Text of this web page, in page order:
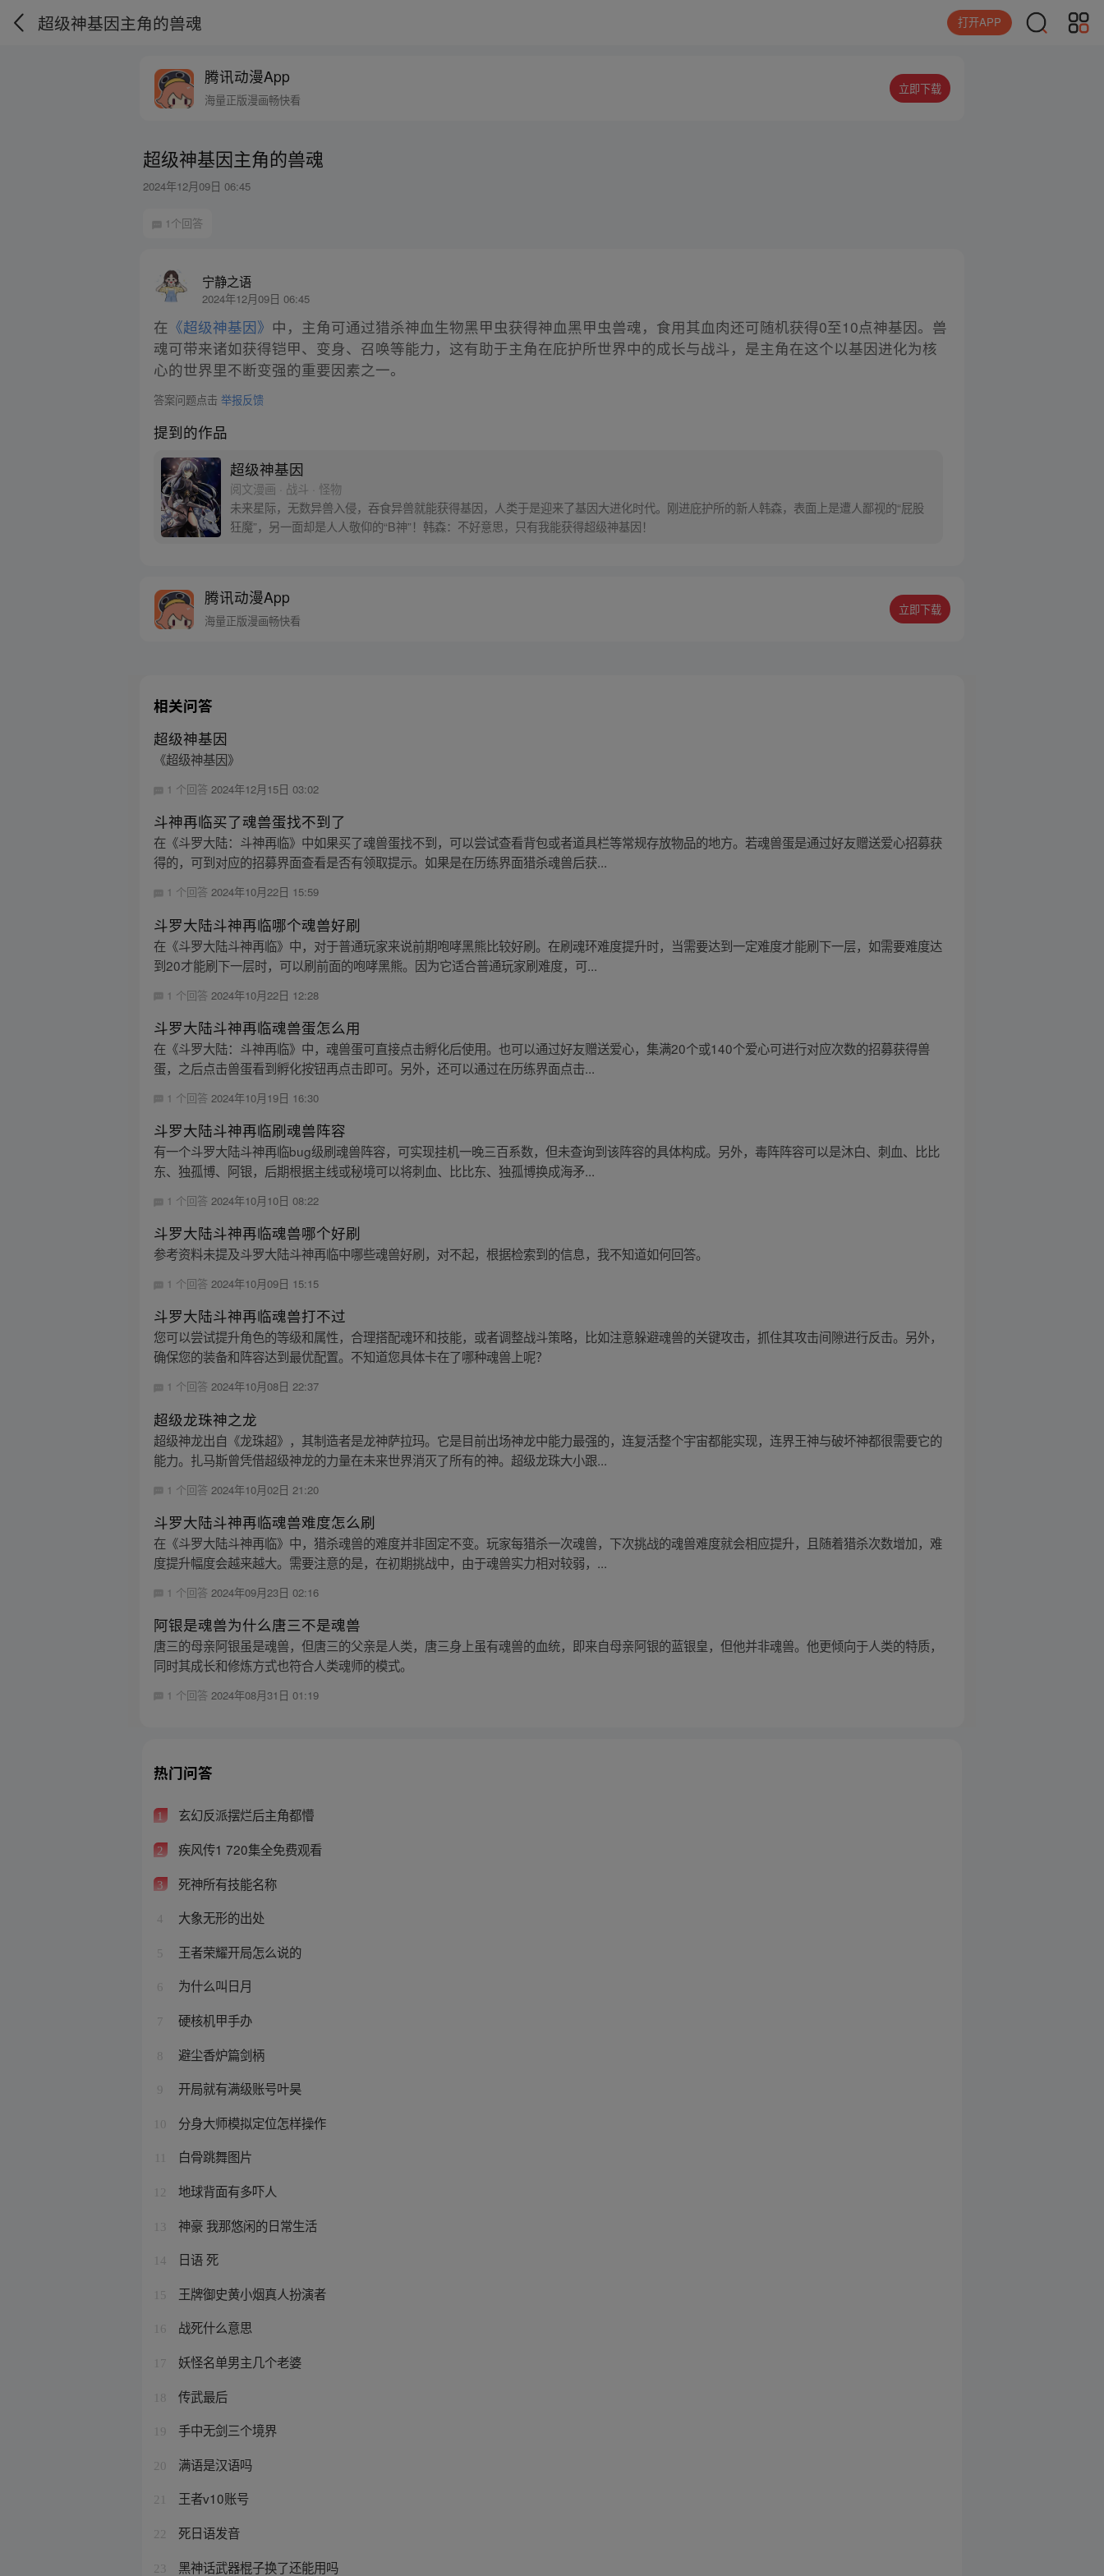
超级神基因主角的兽魂 打开APP
腾讯动漫App
海量正版漫画畅快看
立即下载
超级神基因主角的兽魂
2024年12月09日 06:45
1个回答
宁静之语
2024年12月09日 06:45
在 《超级神基因》 中，主角可通过猎杀神血生物黑甲虫获得神血黑甲虫兽魂，食用其血肉还可随机获得0至10点神基因。兽
魂可带来诸如获得铠甲、变身、召唤等能力，这有助于主角在庇护所世界中的成长与战斗，是主角在这个以基因进化为核
心的世界里不断变强的重要因素之一。
答案问题点击举报反馈
提到的作品
超级神基因
阅文漫画 · 战斗 · 怪物
未来星际，无数异兽入侵，吞食异兽就能获得基因，人类于是迎来了基因大进化时代。刚进庇护所的新人韩森，表面上是遭人鄙视的“屁股
狂魔”，另一面却是人人敬仰的“B神”！韩森：不好意思，只有我能获得超级神基因！
腾讯动漫App
海量正版漫画畅快看
立即下载
相关问答
超级神基因
《超级神基因》
1 个回答2024年12月15日 03:02
斗神再临买了魂兽蛋找不到了
在《斗罗大陆：斗神再临》中如果买了魂兽蛋找不到，可以尝试查看背包或者道具栏等常规存放物品的地方。若魂兽蛋是通过好友赠送爱心招募获
得的，可到对应的招募界面查看是否有领取提示。如果是在历练界面猎杀魂兽后获...
1 个回答2024年10月22日 15:59
斗罗大陆斗神再临哪个魂兽好刷
在《斗罗大陆斗神再临》中，对于普通玩家来说前期咆哮黑熊比较好刷。在刷魂环难度提升时，当需要达到一定难度才能刷下一层，如需要难度达
到20才能刷下一层时，可以刷前面的咆哮黑熊。因为它适合普通玩家刷难度，可...
1 个回答 2024年10月22日 12:28
斗罗大陆斗神再临魂兽蛋怎么用
在《斗罗大陆：斗神再临》中，魂兽蛋可直接点击孵化后使用。也可以通过好友赠送爱心，集满20个或140个爱心可进行对应次数的招募获得兽
蛋，之后点击兽蛋看到孵化按钮再点击即可。另外，还可以通过在历练界面点击...
1 个回答 2024年10月19日 16:30
斗罗大陆斗神再临刷魂兽阵容
有一个斗罗大陆斗神再临bug级刷魂兽阵容，可实现挂机一晚三百系数，但未查询到该阵容的具体构成。另外，毒阵阵容可以是沐白、刺血、比比
东、独孤博、阿银，后期根据主线或秘境可以将刺血、比比东、独孤博换成海矛...
1 个回答2024年10月10日 08:22
斗罗大陆斗神再临魂兽哪个好刷
参考资料未提及斗罗大陆斗神再临中哪些魂兽好刷，对不起，根据检索到的信息，我不知道如何回答。
1 个回答2024年10月09日 15:15
斗罗大陆斗神再临魂兽打不过
您可以尝试提升角色的等级和属性，合理搭配魂环和技能，或者调整战斗策略，比如注意躲避魂兽的关键攻击，抓住其攻击间隙进行反击。另外，
确保您的装备和阵容达到最优配置。不知道您具体卡在了哪种魂兽上呢？
1 个回答2024年10月08日 22:37
超级龙珠神之龙
超级神龙出自《龙珠超》，其制造者是龙神萨拉玛。它是目前出场神龙中能力最强的，连复活整个宇宙都能实现，连界王神与破坏神都很需要它的
能力。扎马斯曾凭借超级神龙的力量在未来世界消灭了所有的神。超级龙珠大小跟...
1 个回答 2024年10月02日 21:20
斗罗大陆斗神再临魂兽难度怎么刷
在《斗罗大陆斗神再临》中，猎杀魂兽的难度并非固定不变。玩家每猎杀一次魂兽，下次挑战的魂兽难度就会相应提升，且随着猎杀次数增加，难
度提升幅度会越来越大。需要注意的是，在初期挑战中，由于魂兽实力相对较弱，...
1 个回答 2024年09月23日 02:16
阿银是魂兽为什么唐三不是魂兽
唐三的母亲阿银虽是魂兽，但唐三的父亲是人类，唐三身上虽有魂兽的血统，即来自母亲阿银的蓝银皇，但他并非魂兽。他更倾向于人类的特质，
同时其成长和修炼方式也符合人类魂师的模式。
1 个回答2024年08月31日 01:19
热门问答
1 玄幻反派摆烂后主角都懵
2 疾风传1 720集全免费观看
3 死神所有技能名称
4 大象无形的出处
5 王者荣耀开局怎么说的
6 为什么叫日月
7 硬核机甲手办
8 避尘香炉篇剑柄
9 开局就有满级账号叶昊
10 分身大师模拟定位怎样操作
白骨跳舞图片
12 地球背面有多吓人
13 神豪 我那悠闲的日常生活
14 日语 死
15 王牌御史黄小烟真人扮演者
16 战死什么意思
17 妖怪名单男主几个老婆
18 传武最后
19 手中无剑三个境界
20 满语是汉语吗
21 王者v10账号
22 死日语发音
23 黑神话武器棍子换了还能用吗